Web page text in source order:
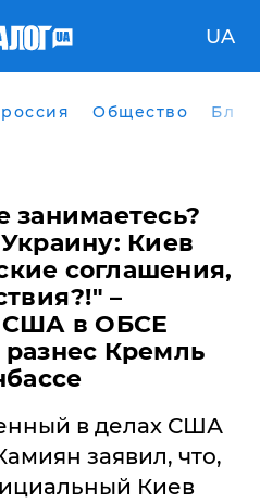
UA
россия Общество
Киев
соглашения,
–
США в ОБСЕ
Кремль
в делах США
заявил, что,
Киев